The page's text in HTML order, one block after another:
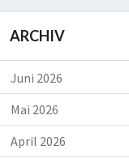
ARCHIV
Juni 2026
Mai 2026
April 2026